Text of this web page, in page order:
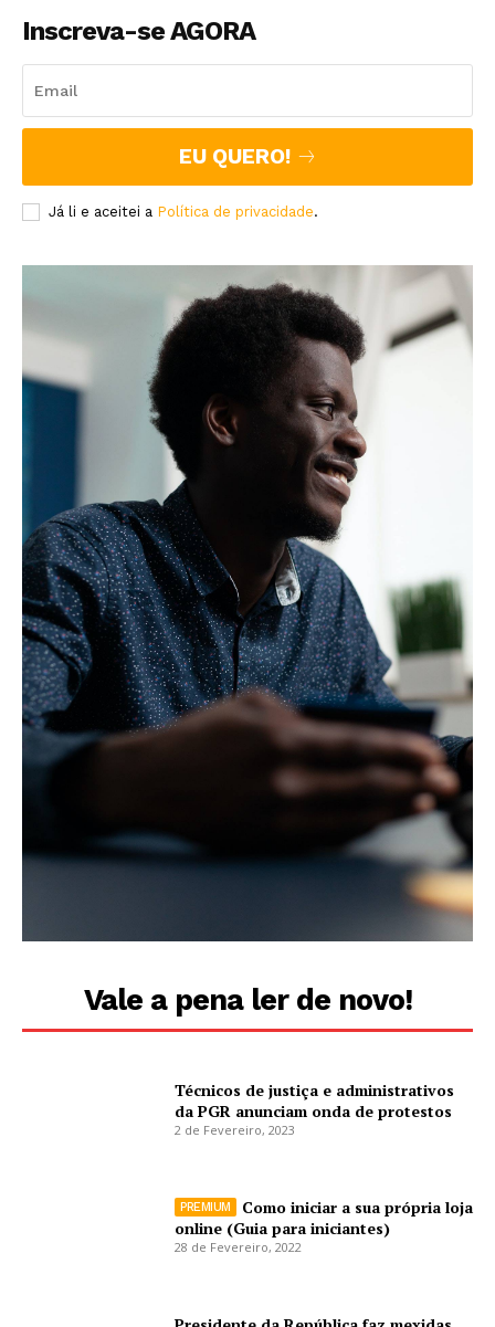
Inscreva-se AGORA
EU QUERO!
Já li e aceitei a Política de privacidade.
Vale a pena ler de novo!
Técnicos de justiça e administrativos
da PGR anunciam onda de protestos
2 de Fevereiro, 2023
Como iniciar a sua própria loja
online (Guia para iniciantes)
28 de Fevereiro, 2022